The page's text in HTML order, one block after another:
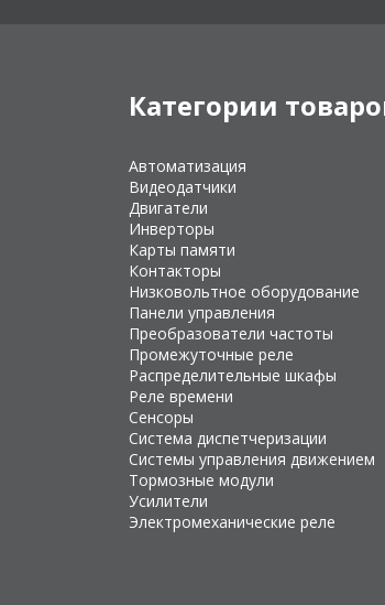
Категории
Автоматизация
Видеодатчики
Двигатели
Инверторы
Карты памяти
Контакторы
Низковольтное оборудование
Панели управления
Преобразователи частоты
Промежуточные реле
Распределительные шкафы
Реле времени
Сенсоры
Система диспетчеризации
Системы управления движением
Тормозные модули
Усилители
Электромеханические реле